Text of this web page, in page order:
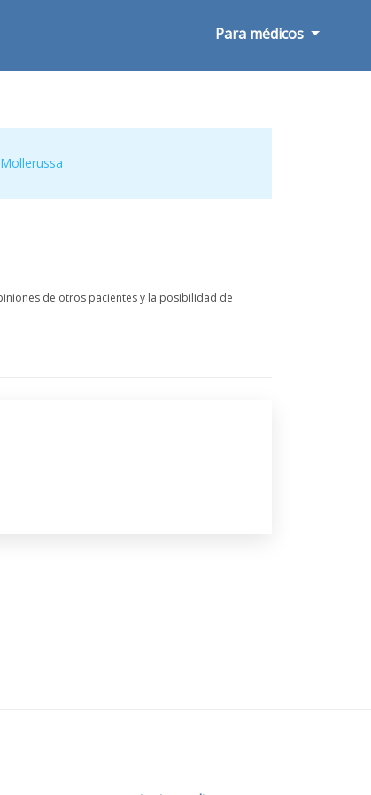
Para médicos
Mollerussa
de otros pacientes y la posibilidad de